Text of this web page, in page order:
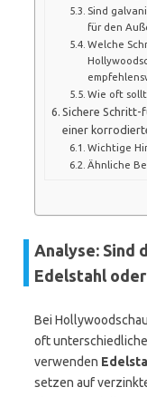
Sind
für den
Welche
Wie oft
Sichere Schritt-
einer
Wichtige
Ähnliche
Analyse: Sind
Edelstahl
Bei
oft
verwenden
setzen auf